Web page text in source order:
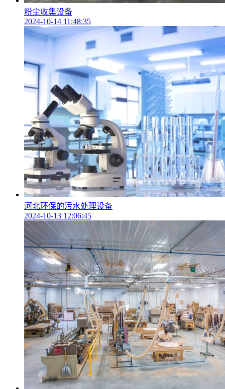
粉尘收集设备
2024-10-14 11:48:35
河北环保的污水处理设备
2024-10-13 12:06:45